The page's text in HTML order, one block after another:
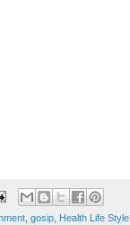
gosip Health Life Style